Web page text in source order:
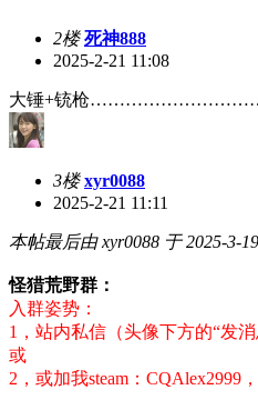
2楼 死神888
2025-2-21 11:08
大锤+铳枪
3楼 xyr0088
2025-2-21 11:11
本帖最后由 xyr0088 于 2025-3-
怪猎荒野群：
入群姿势：
1，站内私信（头像下方的“发
或
2，或加我steam：CQAlex2999